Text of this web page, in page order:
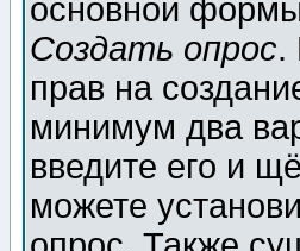
основной
Создать опрос.
прав на
минимум два
введите его и
можете